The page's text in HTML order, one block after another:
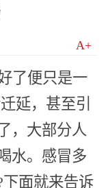
A+
了便只是一
延，甚至引
，大部分人
水。感冒多
面就来告诉